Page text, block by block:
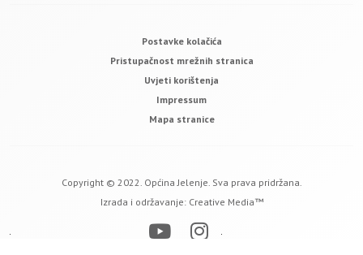
Postavke kolačića
Pristupačnost mrežnih stranica
Uvjeti korištenja
Impressum
Mapa stranice
Copyright © 2022. Općina Jelenje. Sva prava pridržana.
Izrada i održavanje: Creative Media™